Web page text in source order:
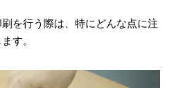
を行う際は、特にどんな点に注
す。